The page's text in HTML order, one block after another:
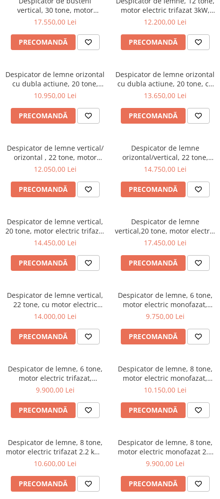
Polizoare de cioturi pomi
Tocatoare electrice
Tocatoare hidraulice
Tocatoare priza PTO tractor
Utilaje de fabricat peleti
Transpaleti si stivuitoare
Trolii forestiere
Freze de zapada
Incarcatoare frontale
Masini batut stalpi
Masini de sapat santuri
Motocultoare si accesorii
Retroexcavatoare
Utilaje sapat si prasit
Prasitoare
vertical, 30 tone, motor
electric trifazat/ priza tractor
17.550,00 Lei
PRECOMANDĂ
motor electric trifazat 3kW,
Ceccato Olindo SPLE12T
12.200,00 Lei
PRECOMANDĂ
Despicator de lemne orizontal
cu dubla actiune, 20 tone,
motor electric trifazat de 2.2
10.950,00 Lei
PRECOMANDĂ
Despicator de lemne orizontal
cu dubla actiune, 20 tone, cu
motor pe benzina Kohler 6.5
2.2 kW, Jansen HS-20DS63K
13.650,00 Lei
PRECOMANDĂ
Despicator de lemne vertical/
orizontal , 22 tone, motor
electric trifazat de 2.2 kW,
12.050,00 Lei
PRECOMANDĂ
Despicator de lemne
orizontal/vertical, 22 tone,
motor electric trifazat de 2.2
6.5 CP, Jansen HS-22A62K
14.750,00 Lei
PRECOMANDĂ
Despicator de lemne vertical,
20 tone, motor electric trifazat
de 2.2 kW, Jansen HS-20H110E
14.450,00 Lei
PRECOMANDĂ
Despicator de lemne
vertical,20 tone, motor electric
trifazat 2.2 kW + motor
HS-20H110K-V2
17.450,00 Lei
PRECOMANDĂ
Despicator de lemne vertical,
22 tone, cu motor electric
trifazat de 5kw, Jansen TS-22E
14.000,00 Lei
PRECOMANDĂ
Despicator de lemne, 6 tone,
motor electric monofazat,
Ceccato Olindo SPLE6L
9.750,00 Lei
PRECOMANDĂ
Despicator de lemne, 6 tone,
motor electric trifazat,
Ceccato Olindo SPLE6LT
9.900,00 Lei
PRECOMANDĂ
Despicator de lemne, 8 tone,
motor electric monofazat,
Ceccato Olindo SPLE8L
10.150,00 Lei
PRECOMANDĂ
Despicator de lemne, 8 tone,
motor electric trifazat 2.2 kW ,
Ceccato Olindo SPLE8LT
10.600,00 Lei
PRECOMANDĂ
Despicator de lemne, 8 tone,
motor electric monofazat 2.2
kW, Ceccato Olindo SPLE8
9.900,00 Lei
PRECOMANDĂ